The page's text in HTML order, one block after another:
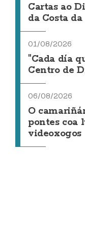
Cartas ao
da Costa
01/08/2026
"Cada día
Centro de
06/08/2026
O
pontes coa
videoxogos